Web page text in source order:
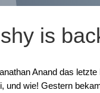
is
Anand das
und wie! Gestern